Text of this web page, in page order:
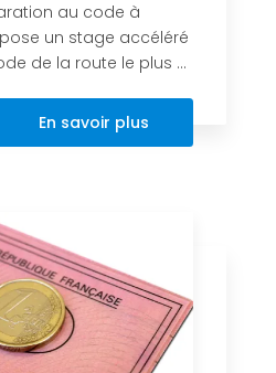
au code à
un stage accéléré
de la route le plus ...
En savoir plus